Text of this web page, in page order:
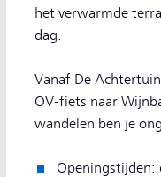
het verwarmde
dag.
Vanaf De
OV-fiets naar
wandelen ben je